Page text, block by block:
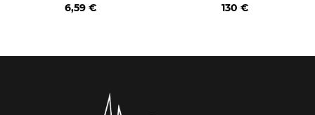
6,59 € 130 €